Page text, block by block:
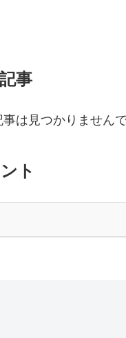
事
事は見つかりませんで
ト